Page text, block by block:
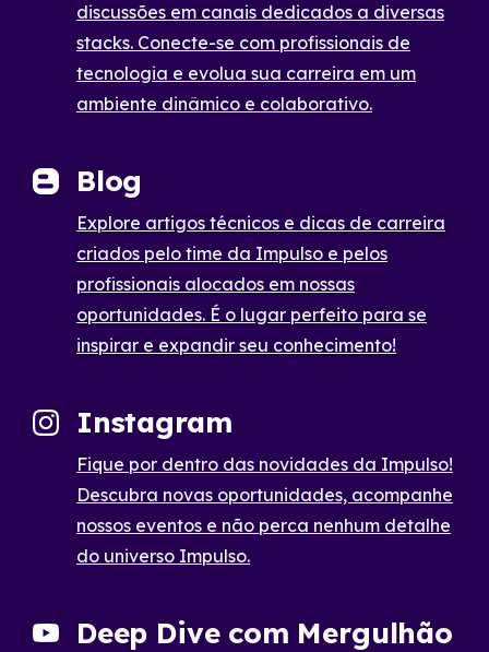
discussões em canais dedicados a diversas
stacks. Conecte-se com profissionais de
tecnologia e evolua sua carreira em um
ambiente dinâmico e colaborativo.
Blog
Explore artigos técnicos e dicas de carreira
criados pelo time da Impulso e pelos
profissionais alocados em nossas
oportunidades. É o lugar perfeito para se
inspirar e expandir seu conhecimento!
Instagram
Fique por dentro das novidades da Impulso!
Descubra novas oportunidades, acompanhe
nossos eventos e não perca nenhum detalhe
do universo Impulso.
Deep Dive com Mergulhão